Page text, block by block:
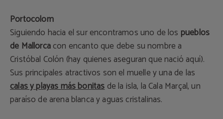
Portocolom
Siguiendo hacia el sur encontramos uno de los pueblos
de Mallorcacon encanto que debe su nombre a
Cristóbal Colón (hay quienes aseguran que nació aquí).
Sus principales atractivos son el muelle y una de las
calas y playas más bonitasde la isla, la Cala Marçal, un
paraíso de arena blanca y aguas cristalinas.